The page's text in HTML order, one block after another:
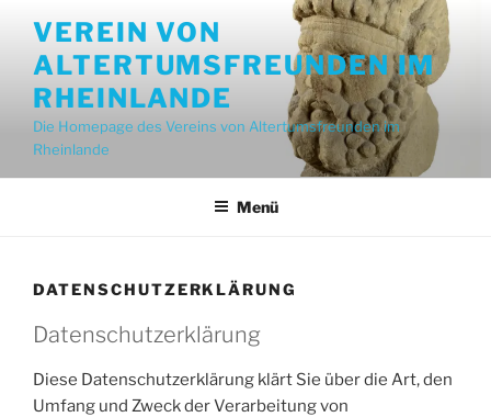
Inhalt
springen
VEREIN VON
ALTERTUMSFREUNDEN IM
RHEINLANDE
Die Homepage des Vereins von Altertumsfreunden im
Rheinlande
Menü
DATENSCHUTZERKLÄRUNG
Datenschutzerklärung
Diese Datenschutzerklärung klärt Sie über die Art, den
Umfang und Zweck der Verarbeitung von